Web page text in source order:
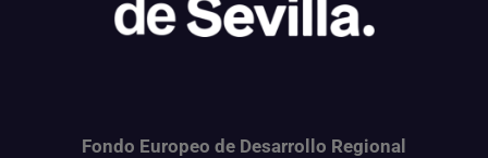
Fondo Europeo de Desarrollo Regional